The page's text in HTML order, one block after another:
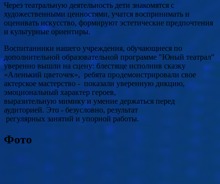
Через театральную деятельность дети знакомятся с
художественными ценностями, учатся воспринимать и
оценивать искусство, формируют эстетические предпочтения
и культурные ориентиры.
Воспитанники нашего учреждения, обучающиеся по
дополнительной образовательной программе "Юный театрал"
уверенно вышли на сцену: блестяще исполнив сказку
«Аленький цветочек», ребята продемонстрировали свое
актерское мастерство - показали уверенную дикцию,
эмоциональный характер героев,
выразительную мимику и умение держаться перед
аудиторией. Это - безусловно, результат
регулярных занятий и упорной работы.
Фото